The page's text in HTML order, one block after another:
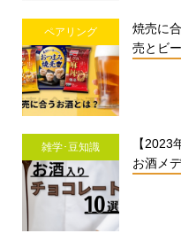
ペアリング
焼売に
売とビ
雑学･豆知識
【
お酒メ